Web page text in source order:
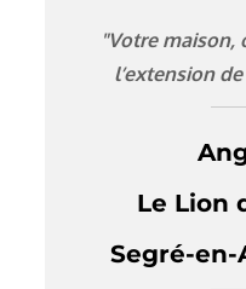
"Votre maison,
l’extension
Le Lion
Segré-en-